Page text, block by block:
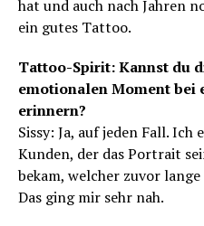
hat und auch nach Jahren
ein gutes Tattoo.
Tattoo-Spirit: Kannst du
emotionalen Moment bei
erinnern?
Sissy: Ja, auf jeden Fall.
Kunden, der das Portrait
bekam, welcher zuvor
Das ging mir sehr nah.